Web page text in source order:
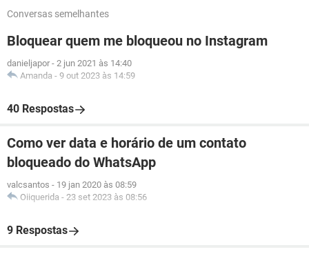
Conversas semelhantes
Bloquear quem me bloqueou no Instagram
danieljapor - 2 jun 2021 às 14:40
Amanda - 9 out 2023 às 14:59
40 Respostas
Como ver data e horário de um contato
bloqueado do WhatsApp
valcsantos - 19 jan 2020 às 08:59
Oiiquerida - 23 set 2023 às 08:56
9 Respostas